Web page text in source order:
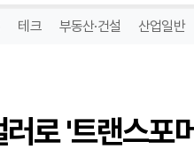
테크 부동산·건설 산업일반
로 '트랜스포